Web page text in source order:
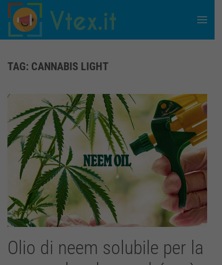
Skip to main content
TAG: CANNABIS LIGHT
Olio di neem solubile per la